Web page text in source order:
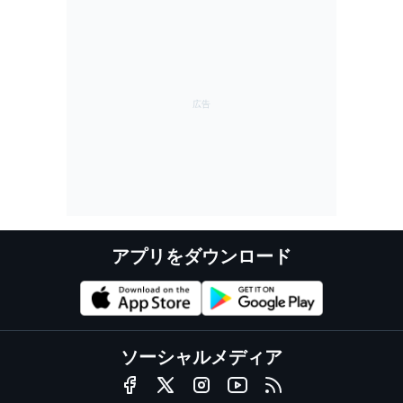
アプリをダウンロード
ソーシャルメディア